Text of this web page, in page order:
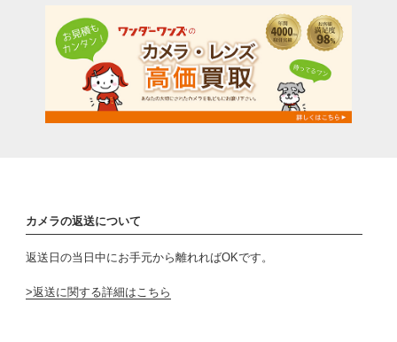
カメラの返送について
返送日の当日中にお手元から離れればOKです。
返送に関する詳細はこちら